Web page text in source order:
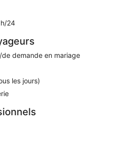
24
demande en mariage
les jours)